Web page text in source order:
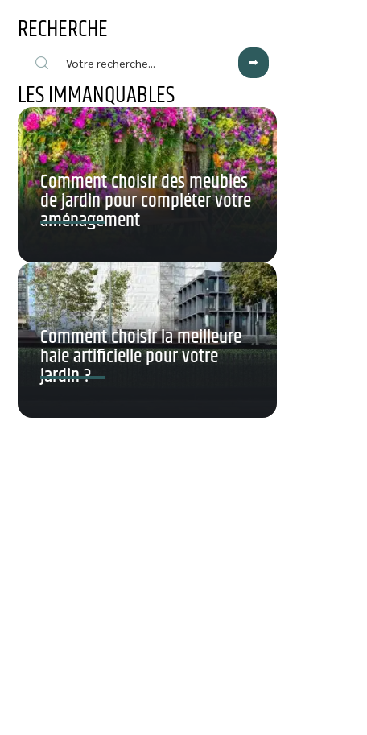
RECHERCHE
LES IMMANQUABLES
Comment choisir des meubles
de jardin pour compléter votre
aménagement
Comment choisir la meilleure
haie artificielle pour votre
jardin ?